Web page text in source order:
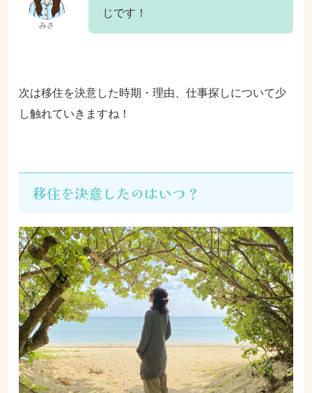
みさ
じです！
次は移住を決意した時期・理由、仕事探しについて少
し触れていきますね！
移住を決意したのはいつ？